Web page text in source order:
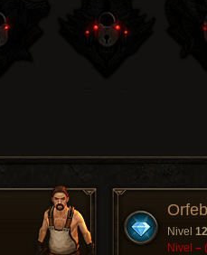
Nivel 12
Nivel –